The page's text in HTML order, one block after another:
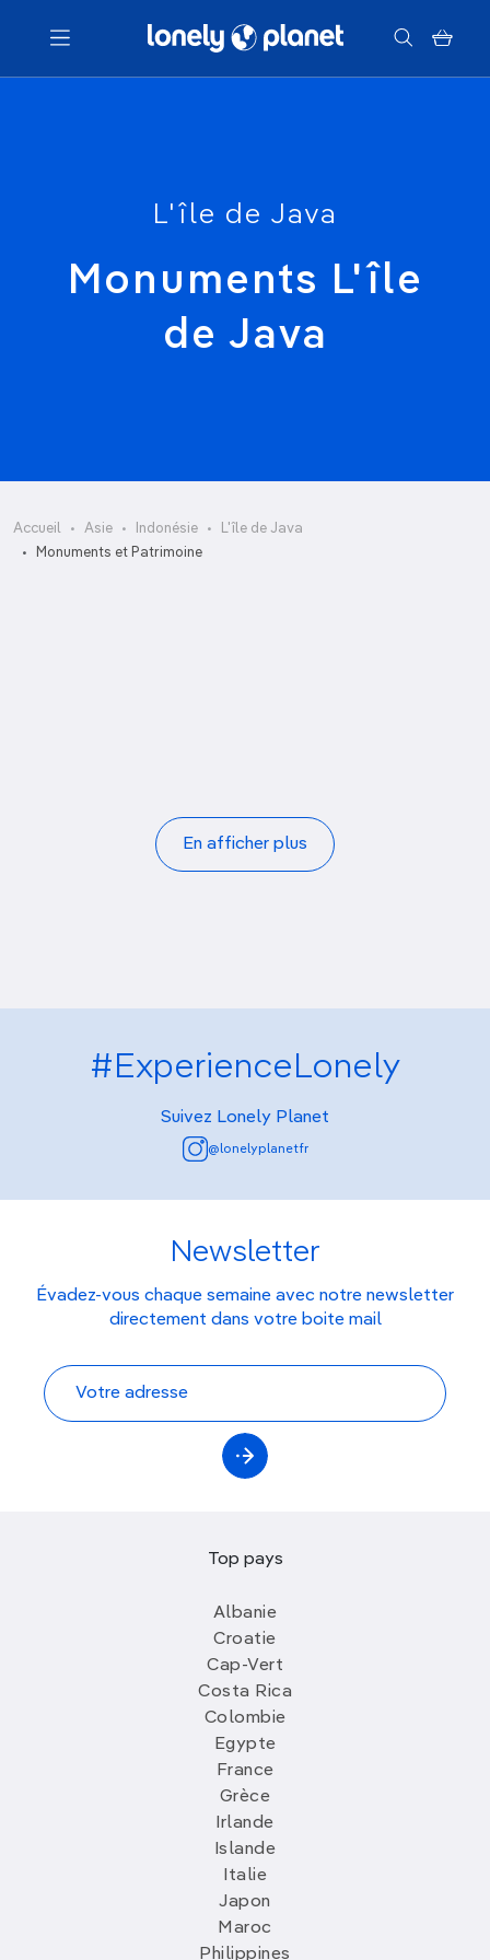
Menu
L'île de Java
Monuments L'île
de Java
Accueil Asie Indonésie
L'île de Java
Monuments et Patrimoine
Fort de Benteng Willem I
En afficher plus
#ExperienceLonely
Suivez Lonely Planet
@lonelyplanetfr
Newsletter
Évadez-vous chaque semaine avec notre newsletter
directement dans votre boite mail
Top pays
Albanie
Croatie
Cap-Vert
Costa Rica
Colombie
Egypte
France
Grèce
Irlande
Islande
Italie
Japon
Maroc
Philippines